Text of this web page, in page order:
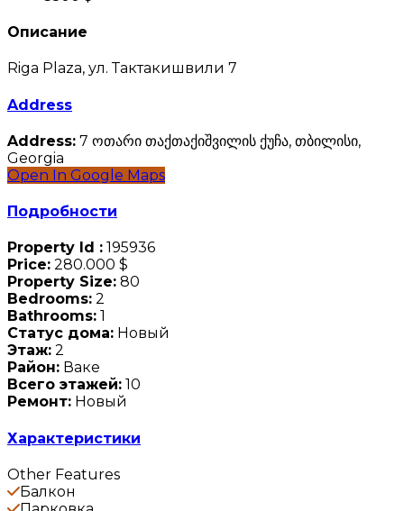
Описание
Riga Plaza, ул. Тактакишвили 7
Address
Address: 7 ოთარი თაქთაქიშვილის ქუჩა, თბილისი,
Georgia
Open In Google Maps
Подробности
Property Id : 195936
Price: 280.000 $
Property Size: 80
Bedrooms: 2
Bathrooms: 1
Статус дома: Новый
Этаж: 2
Район: Ваке
Всего этажей: 10
Ремонт: Новый
Характеристики
Other Features
Балкон